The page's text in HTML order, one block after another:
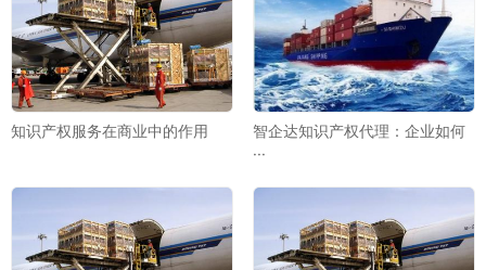
知识产权服务在商业中的作用
智企达知识产权代理：企业如何
···